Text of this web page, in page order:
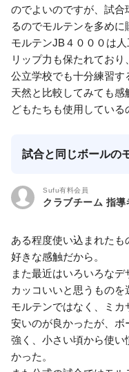
のでよいのですが、試
るのでモルテンを多めに
モルテンJB４０００は
リップ力も保たれてお
公立学校でも十分練習す
天然と比較してみても
どもたちも使用している
試合と同じボールの
Sufu有料会員
クラブチーム 指導
ある程度使い込まれた
好きな感触だから。
また最近はいろいろな
カッコいいと思うものを
モルテンではなく、ミ
安いのが良かったが、ボ
強く、小さい頃から使
かった。